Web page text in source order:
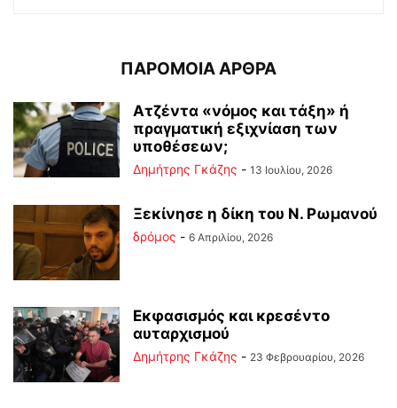
ΠΑΡΟΜΟΙΑ ΑΡΘΡΑ
Ατζέντα «νόμος και τάξη» ή
πραγματική εξιχνίαση των
υποθέσεων;
Δημήτρης Γκάζης - 13 Ιουλίου, 2026
Ξεκίνησε η δίκη του Ν. Ρωμανού
δρόμος - 6 Απριλίου, 2026
Εκφασισμός και κρεσέντο
αυταρχισμού
Δημήτρης Γκάζης - 23 Φεβρουαρίου, 2026